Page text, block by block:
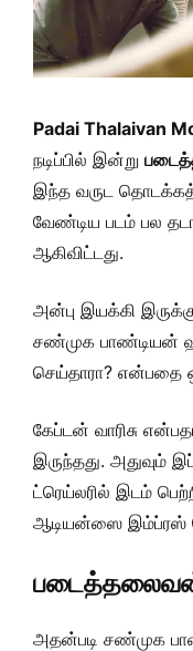
Padai Thalaivan
நடிப்பில் இன்று
இந்த வருட
வேண்டிய படம் பல
ஆகிவிட்டது.
அன்பு இயக்கி
சண்முக பாண்டியன்
செய்தாரா? என்பதை
கேப்டன் வாரிசு
இருந்தது. அதுவும்
ட்ரெய்லரில் இடம்
ஆடியன்ஸை இம்ப்ரஸ்
படைத்தலைவன்
அதன்படி சண்முக